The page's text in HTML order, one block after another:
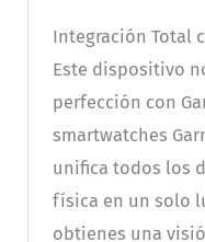
Integración Total
Este dispositivo
perfección con
smartwatches
unifica todos los
física en un solo
obtienes una